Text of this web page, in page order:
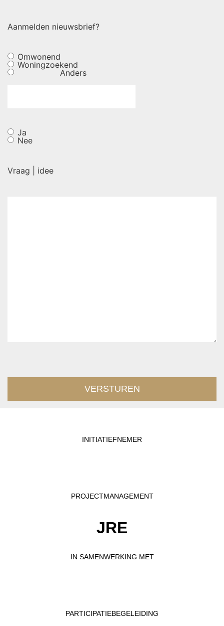
Aanmelden nieuwsbrief?
Omwonend
Woningzoekend
Anders
Ja
Nee
Vraag | idee
INITIATIEFNEMER
PROJECTMANAGEMENT
JRE
IN SAMENWERKING MET
PARTICIPATIEBEGELEIDING